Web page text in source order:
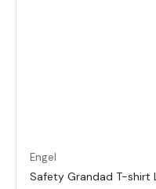
Engel
Safety Grandad T-shirt